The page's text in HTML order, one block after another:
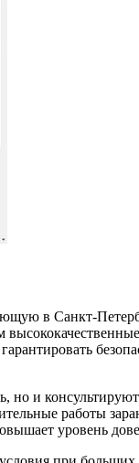
в Санкт-
и
работы
уровень